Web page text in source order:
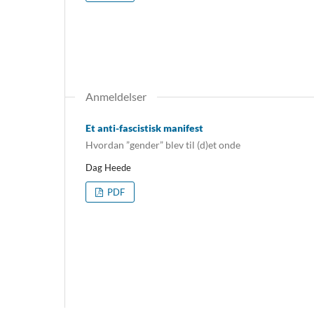
Anmeldelser
Et anti-fascistisk manifest
Hvordan ”gender” blev til (d)et onde
Dag Heede
PDF